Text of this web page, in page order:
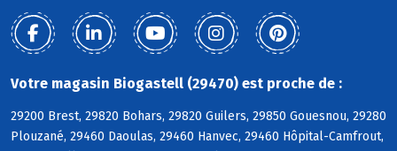
Votre magasin Biogastell (29470) est proche de :
29200 Brest, 29820 Bohars, 29820 Guilers, 29850 Gouesnou, 29280
Plouzané, 29460 Daoulas, 29460 Hanvec, 29460 Hôpital-Camfrout,